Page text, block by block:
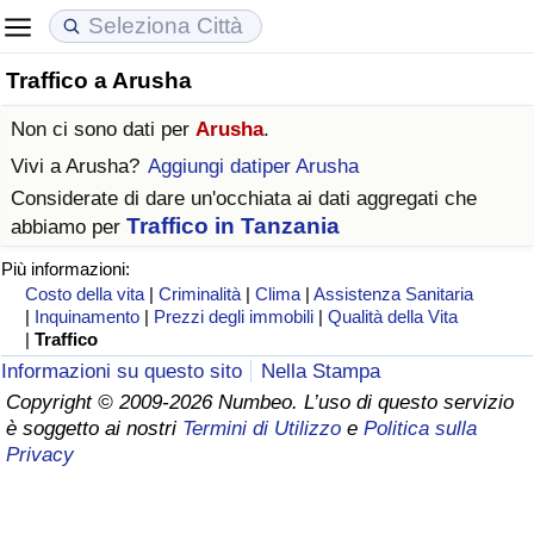
Traffico a Arusha
Non ci sono dati per Arusha.
Vivi aArusha? Aggiungi datiper Arusha
Considerate di dare un'occhiata ai dati aggregati che
abbiamo per Traffico in Tanzania
Più informazioni:
Costo della vita |Criminalità |Clima |Assistenza Sanitaria
| Inquinamento | Prezzi degli immobili |Qualità della Vita
|Traffico
Informazioni su questo sito
Nella Stampa
Copyright © 2009-2026 Numbeo. L’uso di questo servizio
è soggetto ai nostri Termini di Utilizzo e Politica sulla
Privacy
Costo della vita
Indice Del Costo Della Vita
Indice del Costo della Vita per Nazione
ad Aqaba
Prezzi degli immobili
Indice del Prezzo delle Case
Indice del Prezzo delle Case per Nazione
Qualità della Vita
Indice della Qualità della Vita (Corrente)
Indice della qualità della vita per Paese
Criminalità
Indice del Tasso di Criminalità (Corrente)
Indice della Criminalità